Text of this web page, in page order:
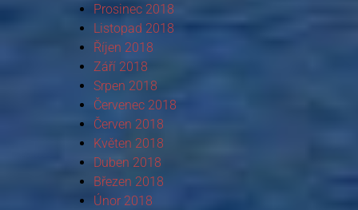
Prosinec 2018
Listopad 2018
Říjen 2018
Září 2018
Srpen 2018
Červenec 2018
Červen 2018
Květen 2018
Duben 2018
Březen 2018
Únor 2018